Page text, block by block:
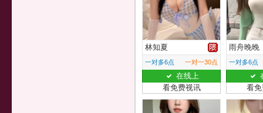
林知夏
一对多6点 一对一30点
在线上
看免费视讯
雨舟晚晚
一对多6点
看